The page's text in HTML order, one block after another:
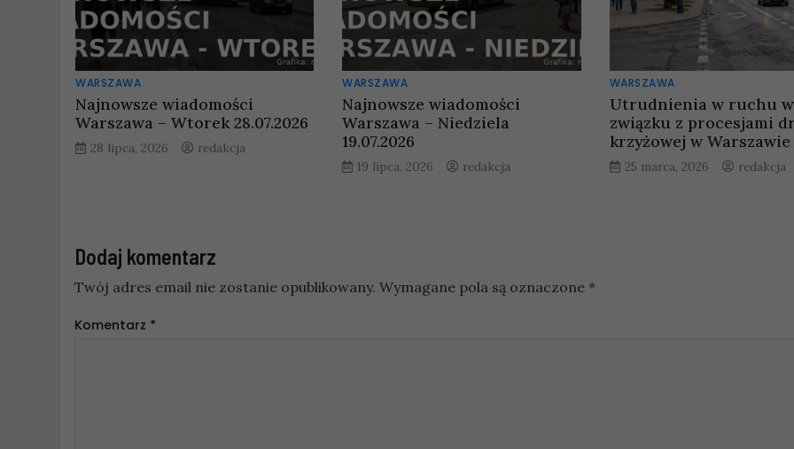
WARSZAWA
Najnowsze wiadomości
Warszawa – Wtorek 28.07.2026
28 lipca, 2026 redakcja
WARSZAWA
Najnowsze wiadomości
Warszawa – Niedziela
19.07.2026
19 lipca, 2026 redakcja
WARSZAWA
Utrudnienia w ruchu w
związku z procesjami
krzyżowej w Warszawie
25 marca, 2026 redakcja
Dodaj komentarz
Twój adres email nie zostanie opublikowany. Wymagane pola są oznaczone *
Komentarz *